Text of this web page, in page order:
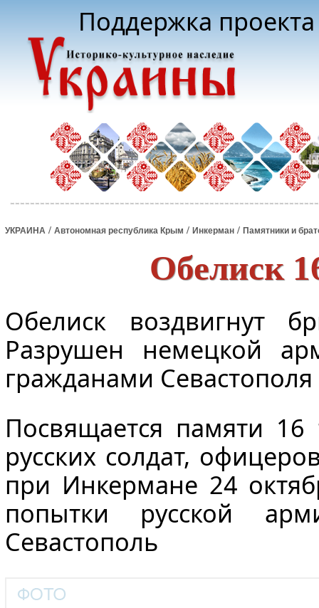
Поддержка
УКРАИНА / Автономная республика Крым / Инкерман / Памятники и
Обелиск
Обелиск воздвигнут
Разрушен немецкой
гражданами Севастополя
Посвящается памяти 16
русских солдат,
при Инкермане 24
попытки русской
Севастополь